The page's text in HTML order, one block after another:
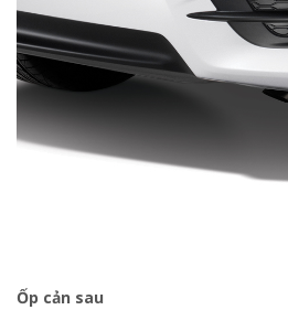
Ốp cản sau